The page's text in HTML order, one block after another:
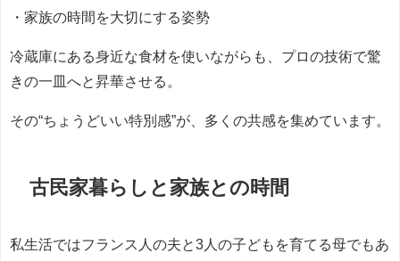
・家族の時間を大切にする姿勢
冷蔵庫にある身近な食材を使いながらも、プロの技術で驚
きの一皿へと昇華させる。
その“ちょうどいい特別感”が、多くの共感を集めています。
古民家暮らしと家族との時間
私生活ではフランス人の夫と3人の子どもを育てる母でもあ